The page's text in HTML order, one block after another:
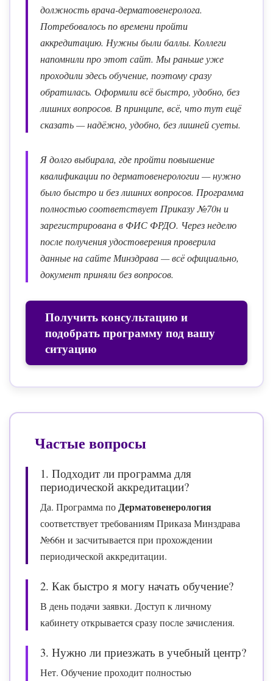
должность врача-дерматовенеролога.
Потребовалось по времени пройти
аккредитацию. Нужны были баллы. Коллеги
напомнили про этот сайт. Мы раньше уже
проходили здесь обучение, поэтому сразу
обратилась. Оформили всё быстро, удобно, без
лишних вопросов. В принципе, всё, что тут ещё
сказать — надёжно, удобно, без лишней суеты.
Я долго выбирала, где пройти повышение
квалификации по дерматовенерологии — нужно
было быстро и без лишних вопросов. Программа
полностью соответствует Приказу №70н и
зарегистрирована в ФИС ФРДО. Через неделю
после получения удостоверения проверила
данные на сайте Минздрава — всё официально,
документ приняли без вопросов.
Получить консультацию и
подобрать программу под вашу
ситуацию
Частые вопросы
1. Подходит ли программа для
периодической аккредитации?
Да. Программа поДерматовенерология
соответствует требованиям Приказа Минздрава
№66н и засчитывается при прохождении
периодической аккредитации.
2. Как быстро я могу начать обучение?
В день подачи заявки. Доступ к личному
кабинету открывается сразу после зачисления.
3. Нужно ли приезжать в учебный центр?
Нет. Обучение проходит полностью